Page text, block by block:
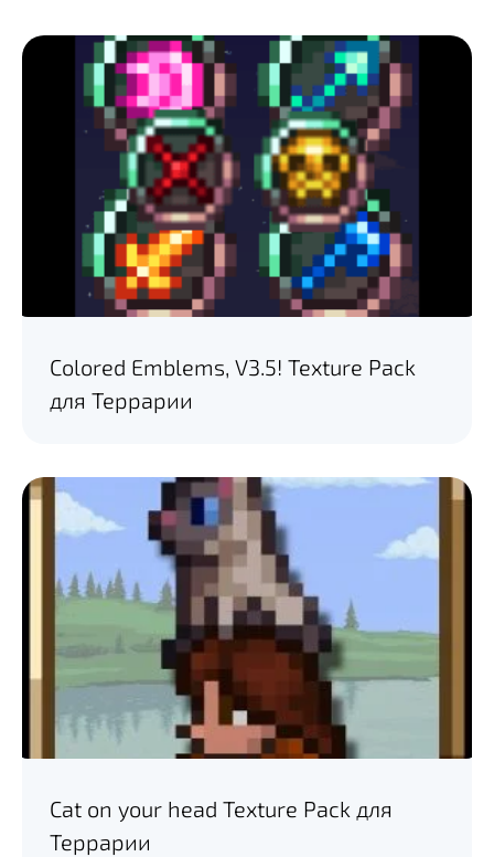
Colored Emblems, V3.5! Texture Pack
для Террарии
Cat on your head Texture Pack для
Террарии